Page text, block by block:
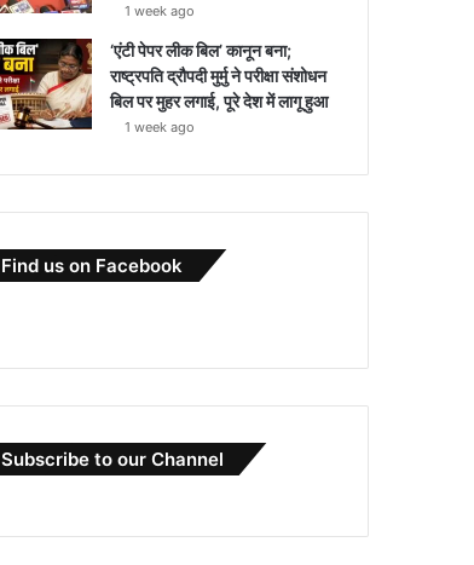
1 week ago
‘एंटी पेपर लीक बिल’ कानून बना;
राष्ट्रपति द्रौपदी मुर्मु ने परीक्षा संशोधन
बिल पर मुहर लगाई, पूरे देश में लागू हुआ
1 week ago
Find us on Facebook
Subscribe to our Channel